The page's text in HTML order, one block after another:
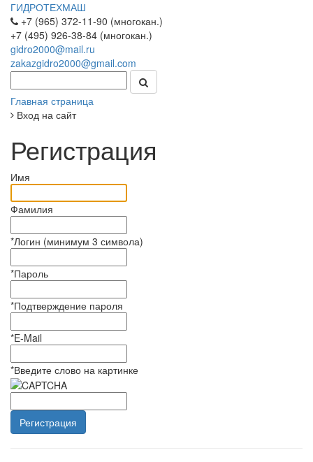
ГИДРОТЕХМАШ
+7 (965) 372-11-90 (многокан.)
+7 (495) 926-38-84 (многокан.)
gidro2000@mail.ru
zakazgidro2000@gmail.com
Главная страница
Вход на сайт
Регистрация
Имя
Фамилия
*Логин (минимум 3 символа)
*Пароль
*Подтверждение пароля
*E-Mail
*Введите слово на картинке